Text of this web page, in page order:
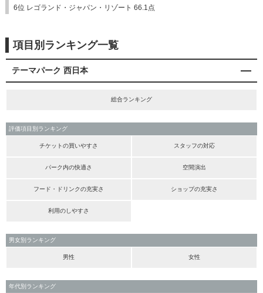
6位 レゴランド・ジャパン・リゾート 66.1点
項目別ランキング一覧
テーマパーク 西日本
総合ランキング
評価項目別ランキング
チケットの買いやすさ スタッフの対応
パーク内の快適さ 空間演出
フード・ドリンクの充実さ ショップの充実さ
利用のしやすさ
男女別ランキング
男性 女性
年代別ランキング